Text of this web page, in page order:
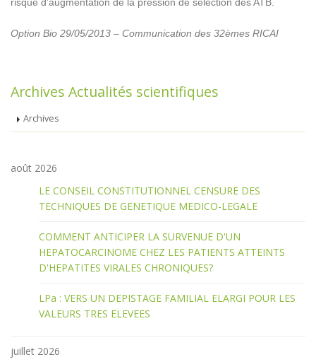
Option Bio 29/05/2013 – Communication des 32èmes RICAI
Archives Actualités scientifiques
Archives
août 2026
LE CONSEIL CONSTITUTIONNEL CENSURE DES
TECHNIQUES DE GENETIQUE MEDICO-LEGALE
COMMENT ANTICIPER LA SURVENUE D'UN
HEPATOCARCINOME CHEZ LES PATIENTS ATTEINTS
D'HEPATITES VIRALES CHRONIQUES?
LPa : VERS UN DEPISTAGE FAMILIAL ELARGI POUR LES
VALEURS TRES ELEVEES
juillet 2026